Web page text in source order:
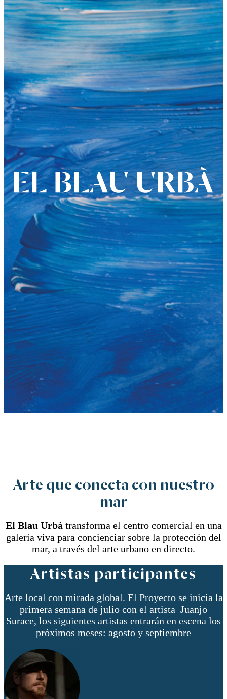
Arte que conecta con nuestro
mar
El Blau Urbà transforma el centro comercial en una
galería viva para concienciar sobre la protección del
mar, a través del arte urbano en directo.
Artistas participantes
Arte local con mirada global. El Proyecto se inicia la
primera semana de julio con el artista Juanjo
Surace, los siguientes artistas entrarán en escena los
próximos meses: agosto y septiembre